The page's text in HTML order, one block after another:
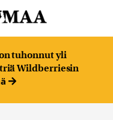
tuhonnut yli
Wildberriesin